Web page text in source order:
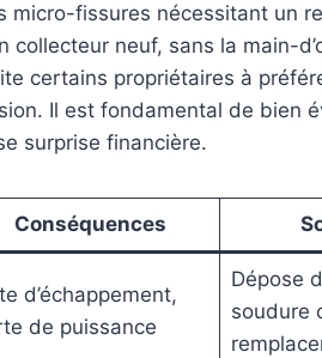
micro-fissures nécessitant un
collecteur neuf, sans la main-
certains propriétaires à
Il est fondamental de bien
surprise financière.
Conséquences
d’échappement,
de puissance
Dépose
soudure